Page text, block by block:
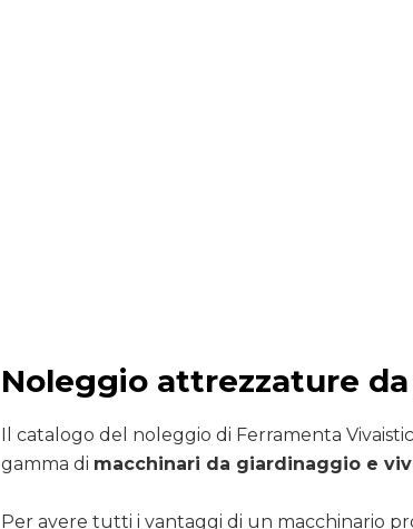
Noleggio attrezzature
Il catalogo del noleggio di Ferramenta
gamma di macchinari da giardinaggio e
Per avere tutti i vantaggi di un macchinario